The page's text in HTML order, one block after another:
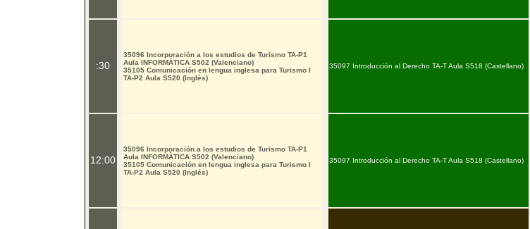
:30
12:00
35096 Incorporación a los estudios de Turismo TA-P1
Aula INFORMÀTICA S502 (Valenciano)
35105 Comunicación en lengua inglesa para Turismo I
TA-P2 Aula S520 (Inglés)
35096 Incorporación a los estudios de Turismo TA-P1
Aula INFORMÀTICA S502 (Valenciano)
35105 Comunicación en lengua inglesa para Turismo I
TA-P2 Aula S520 (Inglés)
35097 Introducción al Derecho TA-T Aula S518 (Castellano)
35097 Introducción al Derecho TA-T Aula S518 (Castellano)